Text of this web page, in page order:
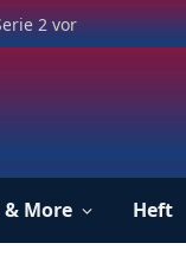
2 vor
& More Heft